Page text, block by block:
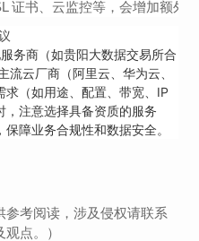
证书、云监控等，会增加额外
务商（如贵阳大数据交易所合
云厂商（阿里云、华为云、
（如用途、配置、带宽、IP
，注意选择具备资质的服务
障业务合规性和数据安全。
参考阅读，涉及侵权请联系
点。）